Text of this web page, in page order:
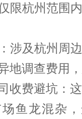
限杭州范围
涉及杭州周
地调查费用
收费避坑：
鱼龙混杂